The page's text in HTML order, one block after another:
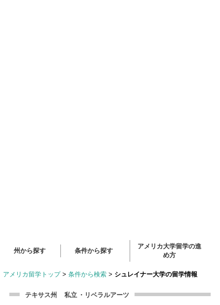
州から探す 条件から探す
アメリカ大学留学の進
め方
アメリカ留学トップ > 条件から検索 > シュレイナー大学の留学情報
テキサス州 私立 ・リベラルアーツ